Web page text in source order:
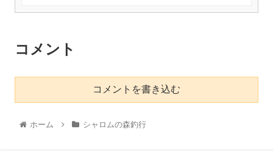
コメント
コメントを書き込む
ホーム シャロムの森釣行